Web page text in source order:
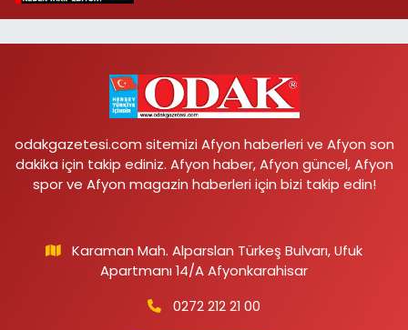
odakgazetesi.com sitemizi Afyon haberleri ve Afyon son
dakika için takip ediniz. Afyon haber, Afyon güncel, Afyon
spor ve Afyon magazin haberleri için bizi takip edin!
Karaman Mah. Alparslan Türkeş Bulvarı, Ufuk
Apartmanı 14/A Afyonkarahisar
0272 212 21 00